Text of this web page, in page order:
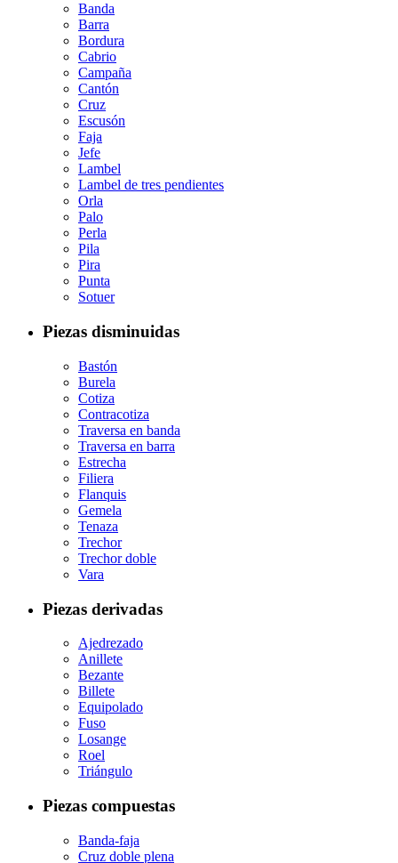
Banda
Barra
Bordura
Cabrio
Campaña
Cantón
Cruz
Escusón
Faja
Jefe
Lambel
Lambel de tres pendientes
Orla
Palo
Perla
Pila
Pira
Punta
Sotuer
Piezas disminuidas
Bastón
Burela
Cotiza
Contracotiza
Traversa en banda
Traversa en barra
Estrecha
Filiera
Flanquis
Gemela
Tenaza
Trechor
Trechor doble
Vara
Piezas derivadas
Ajedrezado
Anillete
Bezante
Billete
Equipolado
Fuso
Losange
Roel
Triángulo
Piezas compuestas
Banda-faja
Cruz doble plena